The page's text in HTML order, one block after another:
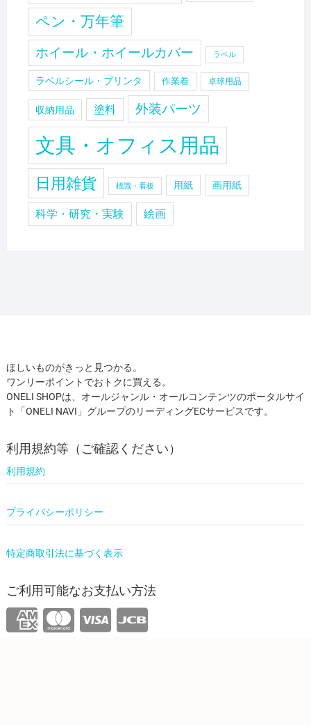
ペン・万年筆
ホイール・ホイールカバー ラベル
ラベルシール・プリンタ 作業着 卓球用品
収納用品 塗料 外装パーツ
文具・オフィス用品
日用雑貨 標識・看板 用紙 画用紙
科学・研究・実験 絵画
ほしいものがきっと見つかる。
ワンリーポイントでおトクに買える。
ONELI SHOPは、オールジャンル・オールコンテンツのポータルサイ
ト「ONELI NAVI」グループのリーディングECサービスです。
利用規約等（ご確認ください）
利用規約
プライバシーポリシー
特定商取引法に基づく表示
ご利用可能なお支払い方法